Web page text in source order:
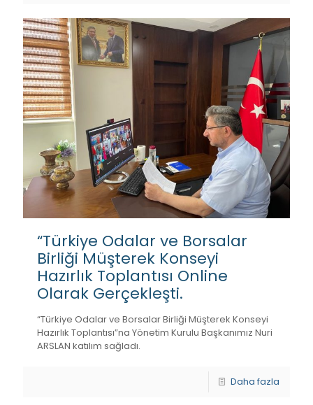
“Türkiye Odalar ve Borsalar
Birliği Müşterek Konseyi
Hazırlık Toplantısı Online
Olarak Gerçekleşti.
“Türkiye Odalar ve Borsalar Birliği Müşterek Konseyi
Hazırlık Toplantısı”na Yönetim Kurulu Başkanımız Nuri
ARSLAN katılım sağladı.
Daha fazla